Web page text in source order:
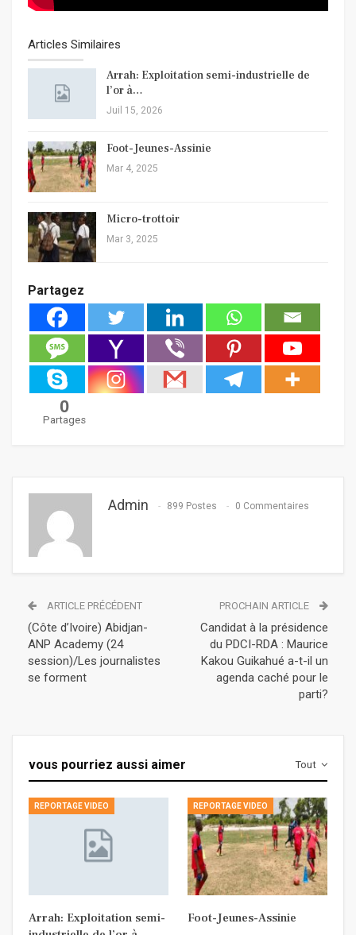
Articles Similaires
Arrah: Exploitation semi-industrielle de
l’or à…
Juil 15, 2026
Foot-Jeunes-Assinie
Mar 4, 2025
Micro-trottoir
Mar 3, 2025
Partagez
0
Partages
Admin 899 Postes 0 Commentaires
ARTICLE PRÉCÉDENT
(Côte d’Ivoire) Abidjan-
ANP Academy (24
session)/Les journalistes
se forment
PROCHAIN ARTICLE
Candidat à la présidence
du PDCI-RDA : Maurice
Kakou Guikahué a-t-il un
agenda caché pour le
parti?
Tout
vous pourriez aussi aimer
REPORTAGE VIDEO
Arrah: Exploitation semi-
REPORTAGE VIDEO
Foot-Jeunes-Assinie